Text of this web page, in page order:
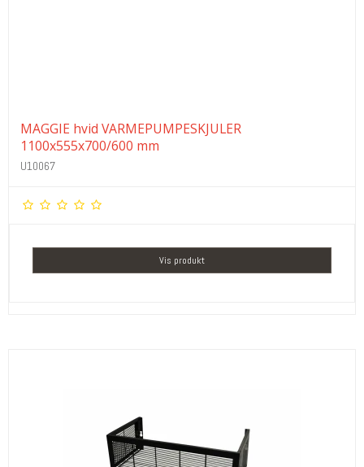
MAGGIE hvid VARMEPUMPESKJULER
1100x555x700/600 mm
U10067
Vis produkt